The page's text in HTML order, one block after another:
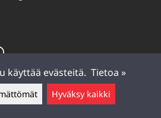
Jätä viesti ▲
käyttää evästeitä. Tietoa »
Hyväksy kaikki